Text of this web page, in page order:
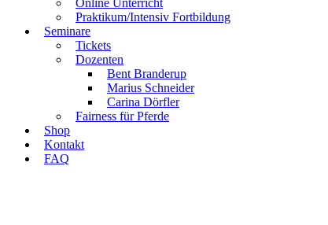
Online Unterricht
Praktikum/Intensiv Fortbildung
Seminare
Tickets
Dozenten
Bent Branderup
Marius Schneider
Carina Dörfler
Fairness für Pferde
Shop
Kontakt
FAQ